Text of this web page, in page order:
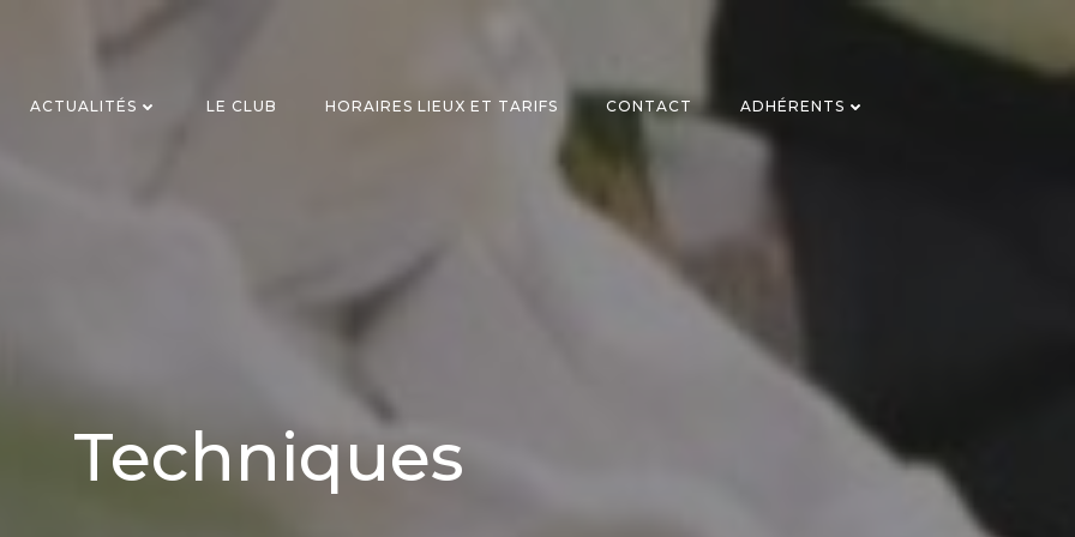
ACTUALITÉS LE CLUB HORAIRES LIEUX ET TARIFS CONTACT ADHÉRENTS
Techniques